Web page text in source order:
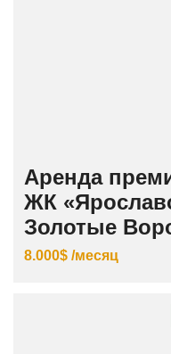
Аренда
ЖК
Золотые
8.000$ /месяц